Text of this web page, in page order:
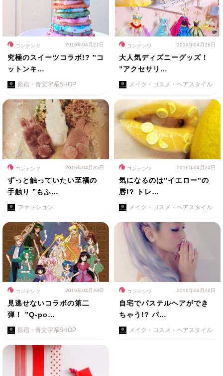
コンテンツ 2016年04月27日
究極のスイーツコラボ!? ”コ
ットンキ…
原宿・青文字系SHOP
コンテンツ 2016年04月26日
大人気ディズニーグッズ！
”アクセサリ…
メイク・コスメ・ヘアスタイル
コンテンツ 2016年04月25日
ずっと触っていたい至福の
手触り ”もふ…
ファッション
コンテンツ 2016年04月24日
気になるのは”イエロー”の
唇!? トレ…
メイク・コスメ・ヘアスタイル
コンテンツ 2016年04月23日
見逃せないコラボの第二
弾！ ”Q-po…
原宿・青文字系SHOP
コンテンツ 2016年04月22日
自宅でパステルヘアができ
ちゃう!? パ…
メイク・コスメ・ヘアスタイル